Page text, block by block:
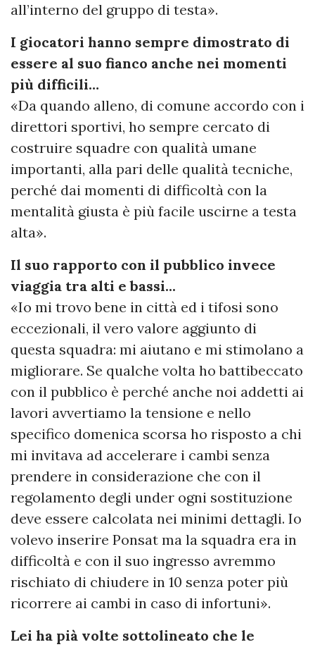
all’interno del gruppo di testa».
I giocatori hanno sempre dimostrato di
essere al suo fianco anche nei momenti
più difficili…
«Da quando alleno, di comune accordo con i
direttori sportivi, ho sempre cercato di
costruire squadre con qualità umane
importanti, alla pari delle qualità tecniche,
perché dai momenti di difficoltà con la
mentalità giusta è più facile uscirne a testa
alta».
Il suo rapporto con il pubblico invece
viaggia tra alti e bassi...
«Io mi trovo bene in città ed i tifosi sono
eccezionali, il vero valore aggiunto di
questa squadra: mi aiutano e mi stimolano a
migliorare. Se qualche volta ho battibeccato
con il pubblico è perché anche noi addetti ai
lavori avvertiamo la tensione e nello
specifico domenica scorsa ho risposto a chi
mi invitava ad accelerare i cambi senza
prendere in considerazione che con il
regolamento degli under ogni sostituzione
deve essere calcolata nei minimi dettagli. Io
volevo inserire Ponsat ma la squadra era in
difficoltà e con il suo ingresso avremmo
rischiato di chiudere in 10 senza poter più
ricorrere ai cambi in caso di infortuni».
Lei ha pià volte sottolineato che le